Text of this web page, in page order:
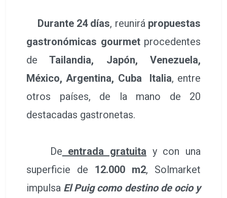
Durante 24 días, reunirá propuestas
gastronómicas gourmet procedentes
de Tailandia, Japón, Venezuela,
México, Argentina, Cuba Italia, entre
otros países, de la mano de 20
destacadas gastronetas.
De entrada gratuita y con una
superficie de 12.000 m2, Solmarket
impulsa El Puig como destino de ocio y